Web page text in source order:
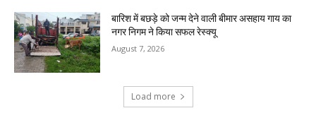
बारिश में बछड़े को जन्म देने वाली बीमार असहाय गाय का
नगर निगम ने किया सफल रेस्क्यू
August 7, 2026
Load more